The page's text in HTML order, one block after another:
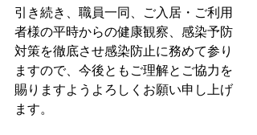
引き続き、職員一同、ご入居・ご利用
者様の平時からの健康観察、感染予防
対策を徹底させ感染防止に務めて参り
ますので、今後ともご理解とご協力を
賜りますようよろしくお願い申し上げ
ます。